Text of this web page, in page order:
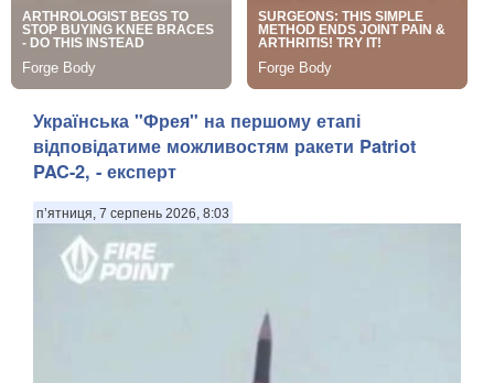
Українська "Фрея" на першому етапі
відповідатиме можливостям ракети Patriot
PAC-2, - експерт
п’ятниця, 7 серпень 2026, 8:03